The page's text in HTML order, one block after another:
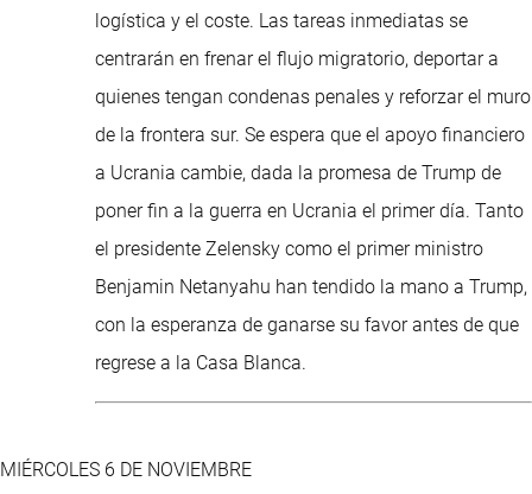
logística y el coste. Las tareas inmediatas se
centrarán en frenar el flujo migratorio, deportar a
quienes tengan condenas penales y reforzar el muro
de la frontera sur. Se espera que el apoyo financiero
a Ucrania cambie, dada la promesa de Trump de
poner fin a la guerra en Ucrania el primer día. Tanto
el presidente Zelensky como el primer ministro
Benjamin Netanyahu han tendido la mano a Trump,
con la esperanza de ganarse su favor antes de que
regrese a la Casa Blanca.
MIÉRCOLES 6 DE NOVIEMBRE